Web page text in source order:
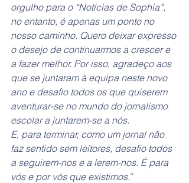
orgulho para o “Notícias de Sophia”,
no entanto, é apenas um ponto no
nosso caminho. Quero deixar expresso
o desejo de continuarmos a crescer e
a fazer melhor. Por isso, agradeço aos
que se juntaram à equipa neste novo
ano e desafio todos os que quiserem
aventurar-se no mundo do jornalismo
escolar a juntarem-se a nós.
E, para terminar, como um jornal não
faz sentido sem leitores, desafio todos
a seguirem-nos e a lerem-nos. É para
vós e por vós que existimos.”